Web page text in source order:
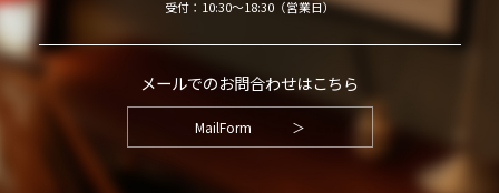
受付：10:30～18:30（営業日）
メールでのお問合わせはこちら
MailForm ＞